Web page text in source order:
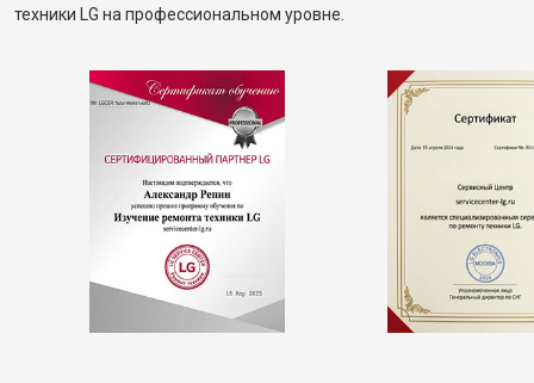
техники LG на профессиональном уровне.